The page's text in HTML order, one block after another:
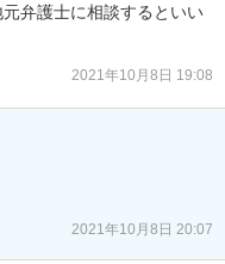
弁護士に相談するといい
2021年10月8日 19:08
2021年10月8日 20:07